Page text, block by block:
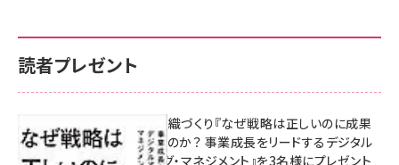
読者プレゼント
成果を生む組織づくり『なぜ戦略は正しいのに成果
があがらないのか？ 事業成長をリードするデジタル
マーケティング・マネジメント』を3名様にプレゼント